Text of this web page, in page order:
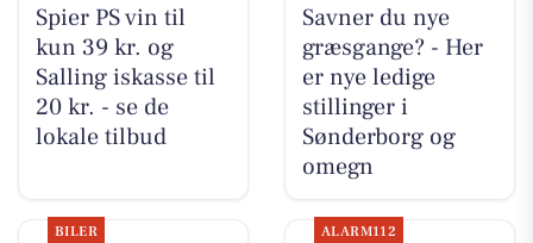
Spier PS vin til
kun 39 kr. og
Salling iskasse til
20 kr. - se de
lokale tilbud
Savner du nye
græsgange? - Her
er nye ledige
stillinger i
Sønderborg og
omegn
BILER ALARM112